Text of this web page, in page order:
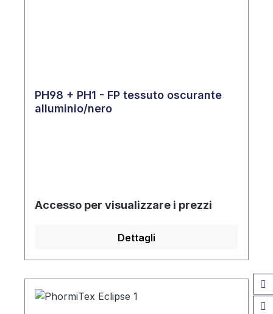
PH98 + PH1 - FP tessuto oscurante
alluminio/nero
Accesso per visualizzare i prezzi
Dettagli